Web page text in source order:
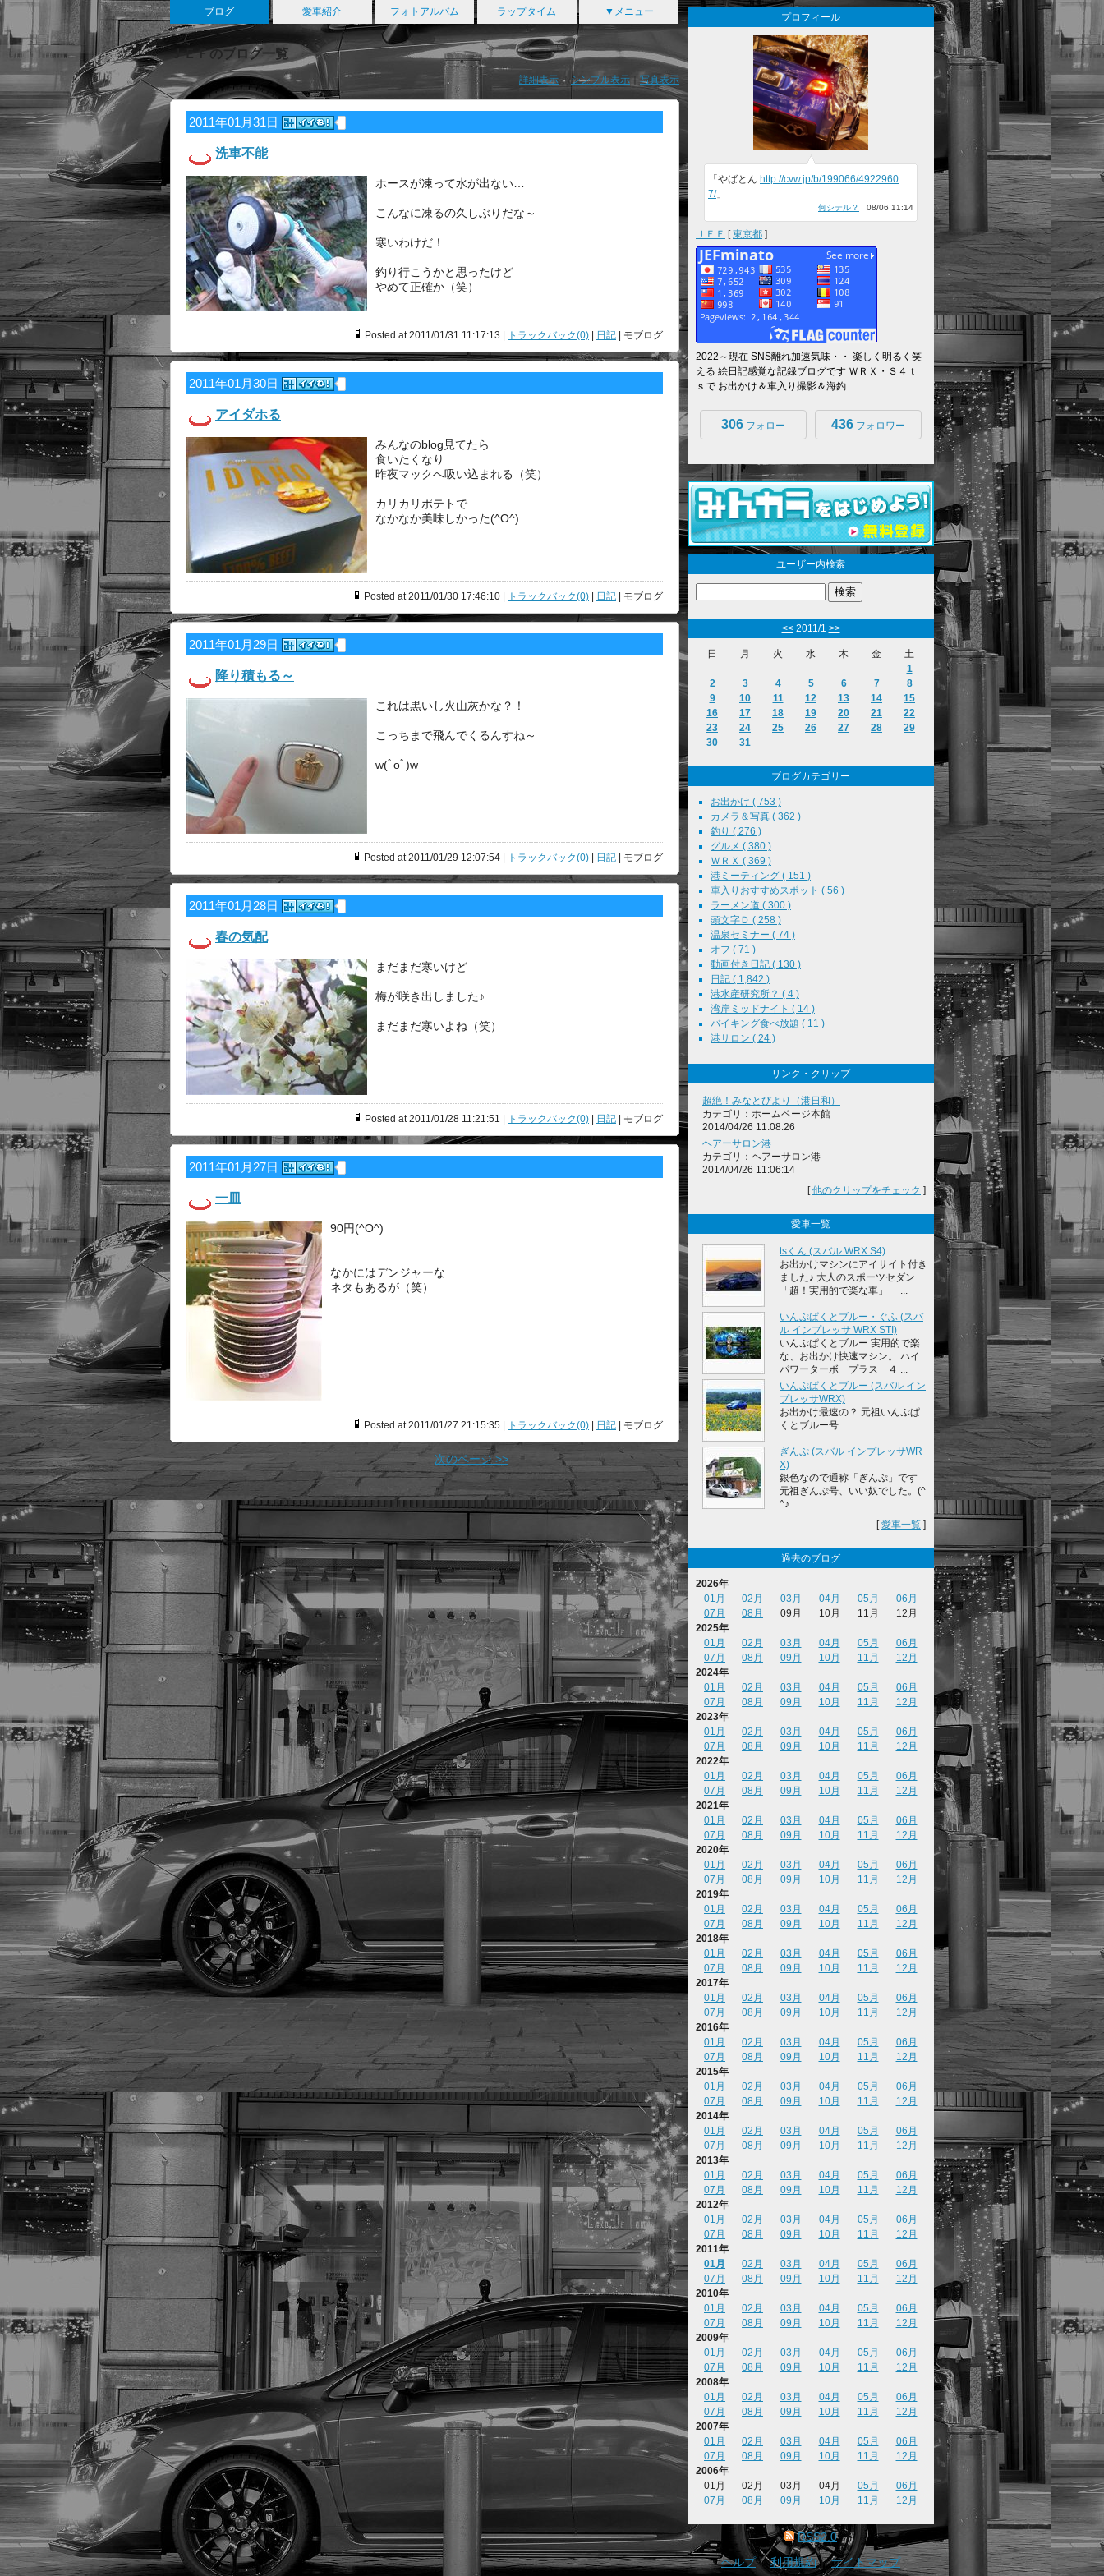
ブログ 愛車紹介 フォトアルバム ラップタイム ▼メニュー
ＪＥＦのブログ一覧
詳細表示｜シンプル表示｜ 写真表示
2011年01月31日
洗車不能
ホースが凍って水が出ない…
こんなに凍るの久しぶりだな～
寒いわけだ！
釣り行こうかと思ったけど
やめて正確か（笑）
Posted at 2011/01/31 11:17:13 | トラックバック(0) 日記 | モブログ
2011年01月30日
アイダホる
みんなのblog見てたら
食いたくなり
昨夜マックへ吸い込まれる（笑）
カリカリポテトで
なかなか美味しかった(^O^)
Posted at 2011/01/30 17:46:10 | トラックバック(0) 日記 | モブログ
2011年01月29日
降り積もる～
これは黒いし火山灰かな？！
こっちまで飛んでくるんすね～
w(ﾟoﾟ)w
Posted at 2011/01/29 12:07:54 | トラックバック(0) 日記 | モブログ
2011年01月28日
春の気配
まだまだ寒いけど
梅が咲き出しました♪
まだまだ寒いよね（笑）
Posted at 2011/01/28 11:21:51 | トラックバック(0) 日記 | モブログ
2011年01月27日
一皿
90円(^O^)
なかにはデンジャーな
ネタもあるが（笑）
Posted at 2011/01/27 21:15:35 | トラックバック(0) 日記 | モブログ
次のページ >>
プロフィール
「やばとん http://cvw.jp/b/199066/4922960
7/」
何シテル？ 08/06 11:14
ＪＥＦ [東京都 ]
2022～現在 SNS離れ加速気味・・ 楽しく明るく笑
える 絵日記感覚な記録ブログです ＷＲＸ・Ｓ４ｔ
ｓで お出かけ＆車入り撮影＆海釣...
306 フォロー 436 フォロワー
ユーザー内検索
<<2011/1 >>
日 月 火 水 木 金
土
1
2
3 4 5 6 7
8
9
10 11 12 13 14
15
16
17 18 19 20 21
22
23
24 25 26 27 28
29
30
31
ブログカテゴリー
お出かけ ( 753 )
カメラ＆写真 ( 362 )
釣り ( 276 )
グルメ ( 380 )
ＷＲＸ ( 369 )
港ミーティング ( 151 )
車入りおすすめスポット ( 56 )
ラーメン道 ( 300 )
頭文字Ｄ ( 258 )
温泉セミナー ( 74 )
オフ ( 71 )
動画付き日記 ( 130 )
日記 ( 1,842 )
港水産研究所？ ( 4 )
湾岸ミッドナイト ( 14 )
バイキング食べ放題 ( 11 )
港サロン ( 24 )
リンク・クリップ
超絶！みなとびより（港日和）
カテゴリ：ホームページ本館
2014/04/26 11:08:26
ヘアーサロン港
カテゴリ：ヘアーサロン港
2014/04/26 11:06:14
[他のクリップをチェック ]
愛車一覧
tsくん (スバル WRX S4)
お出かけマシンにアイサイト付き
ました♪ 大人のスポーツセダン
「超！実用的で楽な車」 ...
いんぷぱくとブルー・ぐふ (スバ
ル インプレッサ WRX STI)
いんぷぱくとブルー 実用的で楽
な、お出かけ快速マシン。 ハイ
パワーターボ プラス ４ ...
いんぷぱくとブルー (スバル イン
プレッサWRX)
お出かけ最速の？ 元祖いんぷぱ
くとブルー号
ぎんぷ (スバル インプレッサWR
X)
銀色なので通称「ぎんぷ」です
元祖ぎんぷ号、いい奴でした。(^
^♪
[愛車一覧 ]
過去のブログ
2026年
01月
02月 03月 04月 05月
06月
07月
08月 09月 10月 11月
12月
2025年
01月
02月 03月 04月 05月
06月
07月
08月 09月 10月 11月
12月
2024年
01月
02月 03月 04月 05月
06月
07月
08月 09月 10月 11月
12月
2023年
01月
02月 03月 04月 05月
06月
07月
08月 09月 10月 11月
12月
2022年
01月
02月 03月 04月 05月
06月
07月
08月 09月 10月 11月
12月
2021年
01月
02月 03月 04月 05月
06月
07月
08月 09月 10月 11月
12月
2020年
01月
02月 03月 04月 05月
06月
07月
08月 09月 10月 11月
12月
2019年
01月
02月 03月 04月 05月
06月
07月
08月 09月 10月 11月
12月
2018年
01月
02月 03月 04月 05月
06月
07月
08月 09月 10月 11月
12月
2017年
01月
02月 03月 04月 05月
06月
07月
08月 09月 10月 11月
12月
2016年
01月
02月 03月 04月 05月
06月
07月
08月 09月 10月 11月
12月
2015年
01月
02月 03月 04月 05月
06月
07月
08月 09月 10月 11月
12月
2014年
01月
02月 03月 04月 05月
06月
07月
08月 09月 10月 11月
12月
2013年
01月
02月 03月 04月 05月
06月
07月
08月 09月 10月 11月
12月
2012年
01月
02月 03月 04月 05月
06月
07月
08月 09月 10月 11月
12月
2011年
01月
02月 03月 04月 05月
06月
07月
08月 09月 10月 11月
12月
2010年
01月
02月 03月 04月 05月
06月
07月
08月 09月 10月 11月
12月
2009年
01月
02月 03月 04月 05月
06月
07月
08月 09月 10月 11月
12月
2008年
01月
02月 03月 04月 05月
06月
07月
08月 09月 10月 11月
12月
2007年
01月
02月 03月 04月 05月
06月
07月
08月 09月 10月 11月
12月
2006年
01月
02月 03月 04月 05月
06月
07月
08月 09月 10月 11月 12月
RSS2.0
ヘルプ｜利用規約｜サイトマップ